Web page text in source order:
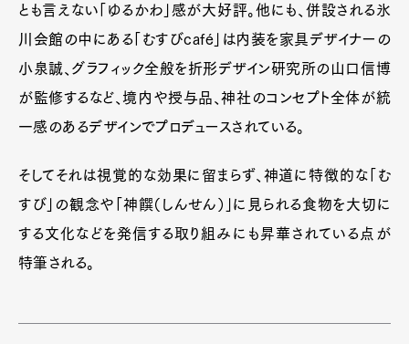
Official Columnist
About
Contact
Pen Meet
とも言えない「ゆるかわ」感が大好評。他にも、併設される氷
川会館の中にある「むすびcafé」は内装を家具デザイナーの
小泉誠、グラフィック全般を折形デザイン研究所の山口信博
が監修するなど、境内や授与品、神社のコンセプト全体が統
一感のあるデザインでプロデュースされている。
そしてそれは視覚的な効果に留まらず、神道に特徴的な「む
すび」の観念や「神饌（しんせん）」に見られる食物を大切に
する文化などを発信する取り組みにも昇華されている点が
特筆される。